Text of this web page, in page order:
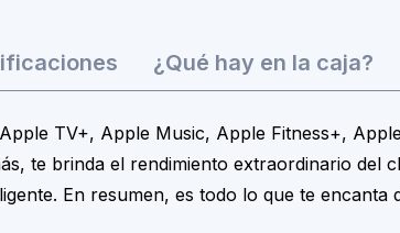
¿Qué hay en la caja?
TV+, Apple Music, Apple Fitness+,
te brinda el rendimiento extraordinario
En resumen, es todo lo que te